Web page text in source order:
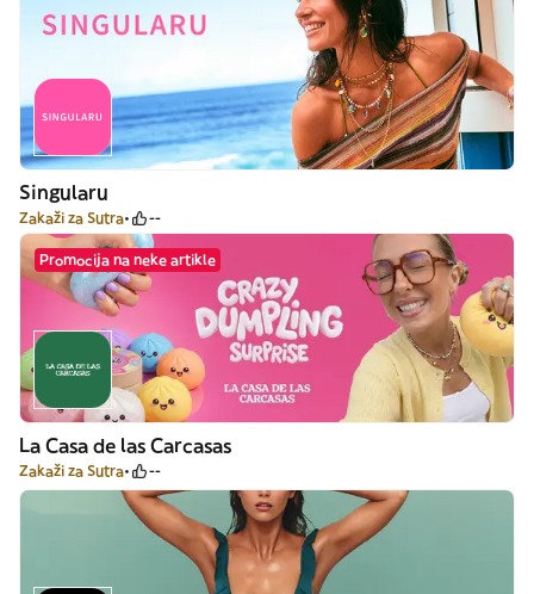
Singularu
Zakaži za Sutra --
Promocija na neke artikle
La Casa de las Carcasas
Zakaži za Sutra --